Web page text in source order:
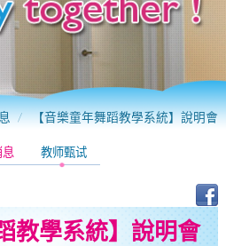
【音樂童年舞蹈教學系統】說明會
教师甄试
教學系統】說明會